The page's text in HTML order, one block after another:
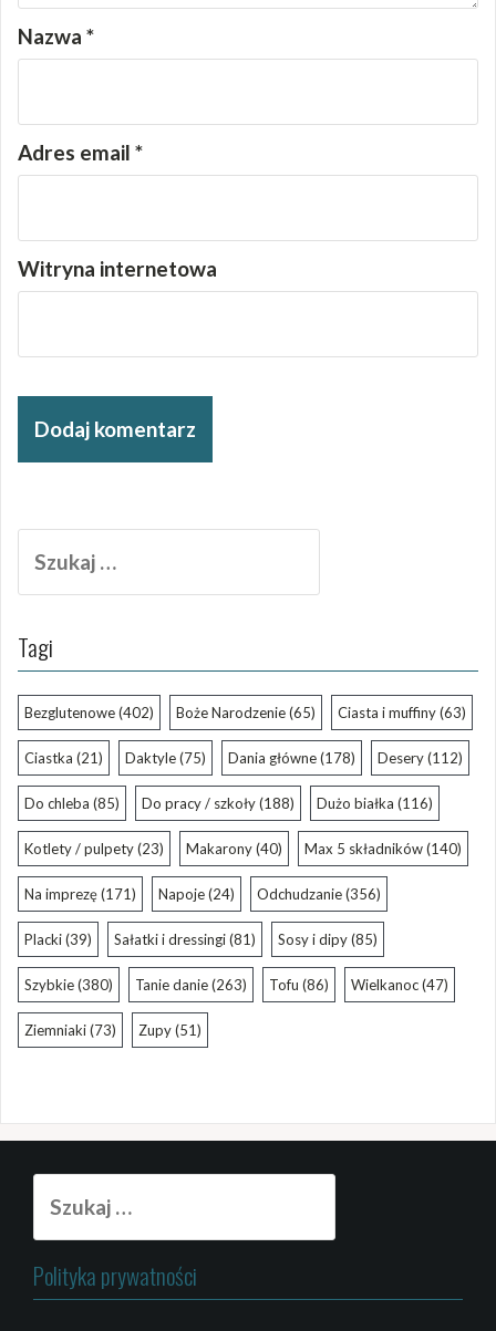
Nazwa *
Adres email *
Witryna internetowa
Tagi
Bezglutenowe(402) Boże Narodzenie(65) Ciasta i muffiny(63)
Ciastka (21) Daktyle(75) Dania główne(178) Desery(112)
Do chleba (85) Do pracy / szkoły(188) Dużo białka (116)
Kotlety / pulpety(23) Makarony(40) Max 5 składników(140)
Na imprezę(171) Napoje(24) Odchudzanie(356)
Placki(39) Sałatki i dressingi(81) Sosy i dipy(85)
Szybkie(380) Tanie danie(263) Tofu (86) Wielkanoc(47)
Ziemniaki(73) Zupy(51)
Polityka prywatności